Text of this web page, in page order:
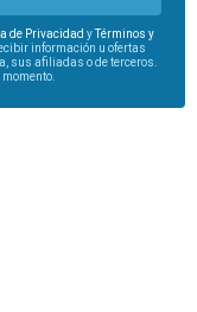
de Privacidad yTérminos y
información u ofertas
sus afiliadas o de terceros.